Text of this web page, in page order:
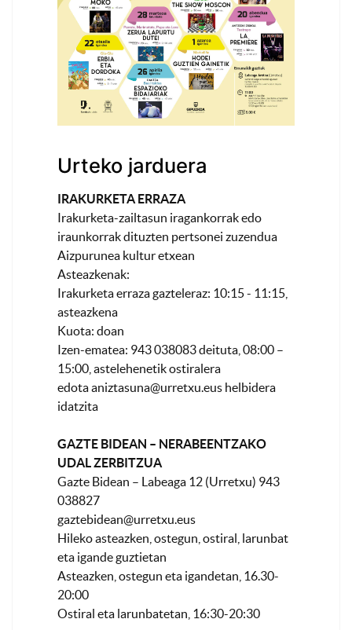
Urteko jarduera
IRAKURKETA ERRAZA
Irakurketa-zailtasun iragankorrak edo
iraunkorrak dituzten pertsonei zuzendua
Aizpurunea kultur etxean
Asteazkenak:
Irakurketa erraza gazteleraz: 10:15 - 11:15,
asteazkena
Kuota: doan
Izen-ematea: 943 038083 deituta, 08:00 –
15:00, astelehenetik ostiralera
edotaaniztasuna@urretxu.eus helbidera
idatzita
GAZTE BIDEAN – NERABEENTZAKO
UDAL ZERBITZUA
Gazte Bidean – Labeaga 12 (Urretxu) 943
038827
gaztebidean@urretxu.eus
Hileko asteazken, ostegun, ostiral, larunbat
eta igande guztietan
Asteazken, ostegun eta igandetan, 16.30-
20:00
Ostiral eta larunbatetan, 16:30-20:30